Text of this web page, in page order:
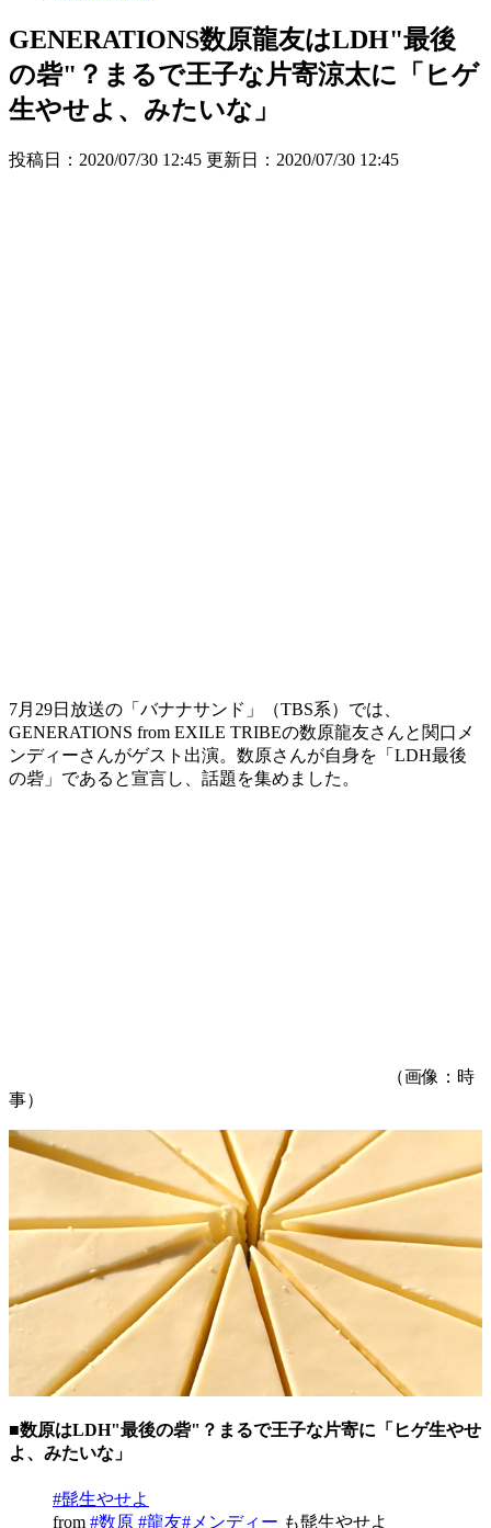
GENERATIONS数原龍友はLDH"最後
の砦"？まるで王子な片寄涼太に「ヒゲ
生やせよ、みたいな」
投稿日：2020/07/30 12:45 更新日： 2020/07/30 12:45
7月29日放送の「バナナサンド」（TBS系）では、
GENERATIONS from EXILE TRIBEの数原龍友さんと関口メ
ンディーさんがゲスト出演。数原さんが自身を「LDH最後
の砦」であると宣言し、話題を集めました。
（画像：時
事）
■数原はLDH"最後の砦"？まるで王子な片寄に「ヒゲ生やせ
よ、みたいな」
#髭生やせよ
from #数原 #龍友#メンディー も髭生やせよ